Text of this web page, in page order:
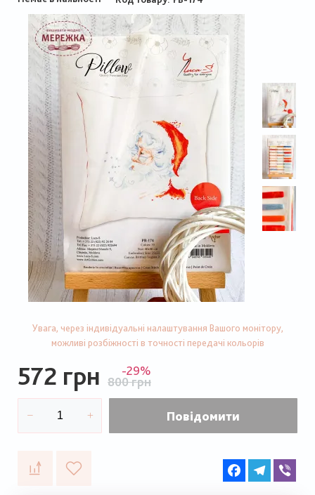
Увага, через індивідуальні налаштування Вашого монітору,
можливі розбіжності в точності передачі кольорів
572 грн -29%
800 грн
Повідомити
FacebookTelegram